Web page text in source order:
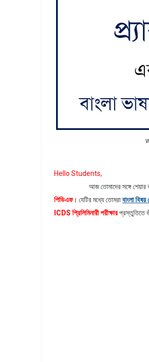
Hello Students,
আজ তোমাদের সঙ্গে শেয়ার
পিডিএফ। যেটির মধ্যে তোমরাবাংলা
ICDS প্রিলিমিনারী পরীক্ষারপ্রস্তুতিতে